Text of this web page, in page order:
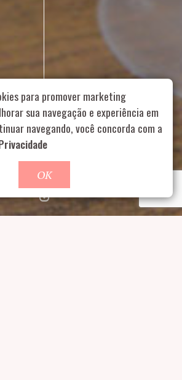
Vila Romana, São Paulo – SP | 55 11
contato@nucleofood.com
Role para continar
para promover marketing
sua navegação e experiência em
navegando, você concorda com a
OK